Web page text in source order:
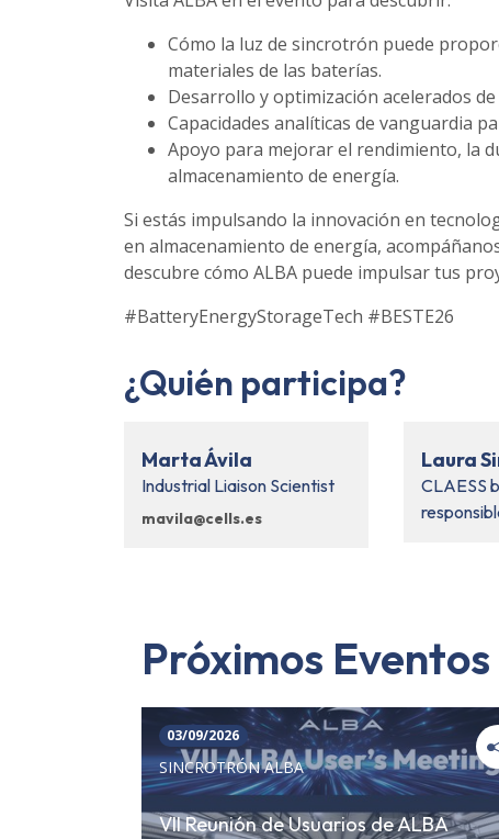
Cómo la luz de sincrotrón puede
materiales de las baterías.
Desarrollo y optimización acelerados
Capacidades analíticas de vanguardia
Apoyo para mejorar el rendimiento, la
almacenamiento de energía.
Si estás impulsando la innovación en
en almacenamiento de energía,
descubre cómo ALBA puede impulsar tus
#BatteryEnergyStorageTech #BESTE26
¿Quién participa?
Marta Ávila
Industrial Liaison Scientist
mavila@cells.es
Laura
CLAESS
Próximos Eventos
03/09/2026
SINCROTRÓN ALBA
VII Reunión de Usuarios de ALBA